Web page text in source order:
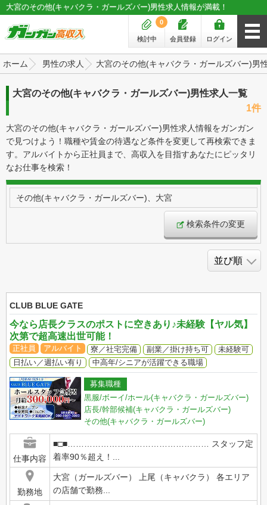
大宮のその他(キャバクラ・ガールズバー)男性求人情報が満載！
ログイン
会員登録
検討中
0
ホーム 男性の求人 大宮のその他(キャバクラ・ガールズバー)男
大宮のその他(キャバクラ・ガールズバー)男性求人一覧
1件
大宮のその他(キャバクラ・ガールズバー)男性求人情報をガンガン
で見つけよう！職種や賃金の待遇など条件を変更して再検索できま
す。アルバイトから正社員まで、高収入を目指すあなたにピッタリ
なお仕事を検索！
その他(キャバクラ・ガールズバー)、大宮
検索条件の変更
CLUB BLUE GATE
今なら店長クラスのポストに空きあり♪未経験【ヤル気】
次第で超高速出世可能！
正社員 アルバイト 寮／社宅完備 副業／掛け持ち可
未経験可
日払い／週払い有り
中高年/シニアが活躍できる職場
募集職種
黒服/ボーイ/ホール(キャバクラ・ガールズバー)
店長/幹部候補(キャバクラ・ガールズバー)
その他(キャバクラ・ガールズバー)
仕事内容
■□■…………………………………………… スタッフ定
着率90％超え！...
勤務地
大宮（ガールズバー） 上尾（キャバクラ） 各エリア
の店舗で勤務...